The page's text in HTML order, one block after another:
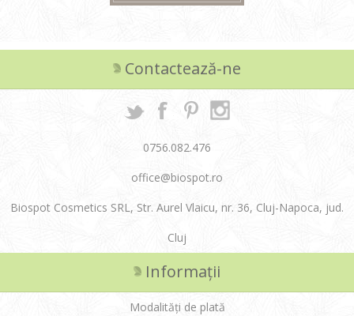
Contactează-ne
0756.082.476
office@biospot.ro
Biospot Cosmetics SRL, Str. Aurel Vlaicu, nr. 36, Cluj-Napoca, jud.
Cluj
Informații
Modalități de plată